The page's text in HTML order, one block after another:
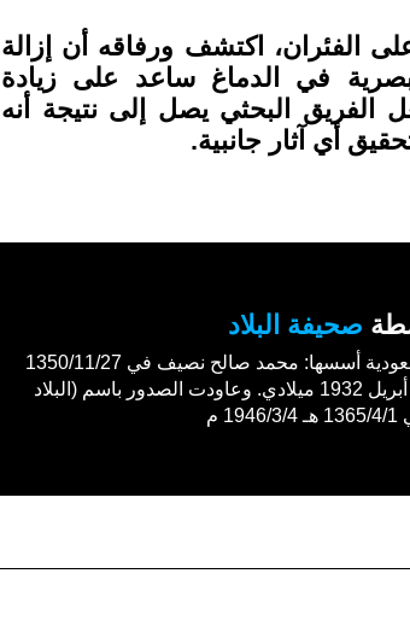
الفئران، اكتشف ورفاقه أن إزالة
في الدماغ ساعد على زيادة
الفريق البحثي يصل إلى نتيجة أنه
أي آثار جانبية.
صحيفة البلاد
أول جريدة سعودية أسسها: محمد صالح نصيف في 1350/11/27
هـ الموافق 3 أبريل 1932 ميلادي. وعاودت الصدور باسم (البلاد
م